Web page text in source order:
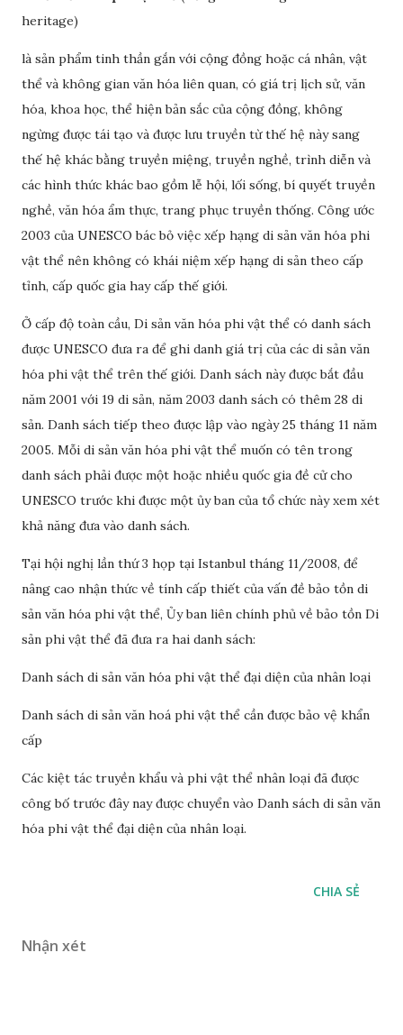
heritage)
là sản phẩm tinh thần gắn với cộng đồng hoặc cá nhân, vật
thể và không gian văn hóa liên quan, có giá trị lịch sử, văn
hóa, khoa học, thể hiện bản sắc của cộng đồng, không
ngừng được tái tạo và được lưu truyền từ thế hệ này sang
thế hệ khác bằng truyền miệng, truyền nghề, trình diễn và
các hình thức khác bao gồm lễ hội, lối sống, bí quyết truyền
nghề, văn hóa ẩm thực, trang phục truyền thống. Công ước
2003 của UNESCO bác bỏ việc xếp hạng di sản văn hóa phi
vật thể nên không có khái niệm xếp hạng di sản theo cấp
tỉnh, cấp quốc gia hay cấp thế giới.
Ở cấp độ toàn cầu, Di sản văn hóa phi vật thể có danh sách
được UNESCO đưa ra để ghi danh giá trị của các di sản văn
hóa phi vật thể trên thế giới. Danh sách này được bắt đầu
năm 2001 với 19 di sản, năm 2003 danh sách có thêm 28 di
sản. Danh sách tiếp theo được lập vào ngày 25 tháng 11 năm
2005. Mỗi di sản văn hóa phi vật thể muốn có tên trong
danh sách phải được một hoặc nhiều quốc gia đề cử cho
UNESCO trước khi được một ủy ban của tổ chức này xem xét
khả năng đưa vào danh sách.
Tại hội nghị lần thứ 3 họp tại Istanbul tháng 11/2008, để
nâng cao nhận thức về tính cấp thiết của vấn đề bảo tồn di
sản văn hóa phi vật thể, Ủy ban liên chính phủ về bảo tồn Di
sản phi vật thể đã đưa ra hai danh sách:
Danh sách di sản văn hóa phi vật thể đại diện của nhân loại
Danh sách di sản văn hoá phi vật thể cần được bảo vệ khẩn
cấp
Các kiệt tác truyền khẩu và phi vật thể nhân loại đã được
công bố trước đây nay được chuyển vào Danh sách di sản văn
hóa phi vật thể đại diện của nhân loại.
CHIA SẺ
Nhận xét